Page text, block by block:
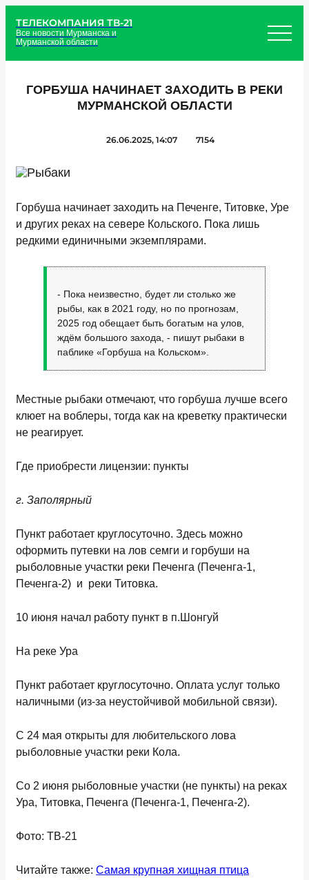
ТЕЛЕКОМПАНИЯ ТВ-21
Все новости Мурманска и
Мурманской области
ГОРБУША НАЧИНАЕТ ЗАХОДИТЬ В РЕКИ
МУРМАНСКОЙ ОБЛАСТИ
26.06.2025, 14:07 7154
Горбуша начинает заходить на Печенге, Титовке, Уре
и других реках на севере Кольского. Пока лишь
редкими единичными экземплярами.
- Пока неизвестно, будет ли столько же
рыбы, как в 2021 году, но по прогнозам,
2025 год обещает быть богатым на улов,
ждём большого захода, - пишут рыбаки в
паблике «Горбуша на Кольском».
Местные рыбаки отмечают, что горбуша лучше всего
клюет на воблеры, тогда как на креветку практически
не реагирует.
Где приобрести лицензии: пункты
г. Заполярный
Пункт работает круглосуточно. Здесь можно
оформить путевки на лов семги и горбуши на
рыболовные участки реки Печенга (Печенга-1,
Печенга-2) и реки Титовка.
10 июня начал работу пункт в п.Шонгуй
На реке Ура
Пункт работает круглосуточно. Оплата услуг только
наличными (из-за неустойчивой мобильной связи).
С 24 мая открыты для любительского лова
рыболовные участки реки Кола.
Со 2 июня рыболовные участки (не пункты) на реках
Ура, Титовка, Печенга (Печенга-1, Печенга-2).
Фото: ТВ-21
Читайте также: Самая крупная хищная птица